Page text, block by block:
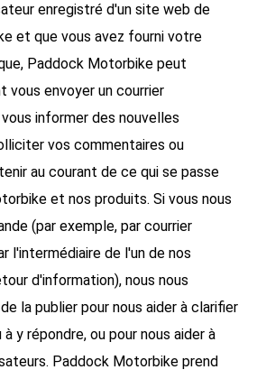
enregistré d'un site web de
et que vous avez fourni votre
Paddock Motorbike peut
vous envoyer un courrier
informer des nouvelles
vos commentaires ou
au courant de ce qui se passe
et nos produits. Si vous nous
(par exemple, par courrier
l'intermédiaire de l'un de nos
d'information), nous nous
la publier pour nous aider à clarifier
y répondre, ou pour nous aider à
Paddock Motorbike prend